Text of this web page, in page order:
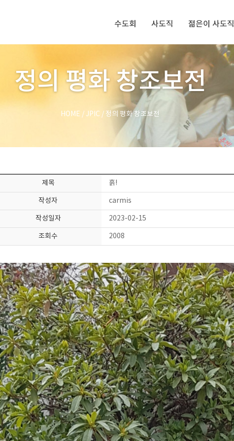
수도회 사도직 젊은이 사도직
정의 평화 창조보전
HOME /JPIC / 정의 평화 창조보전
제목 흙!
작성자 carmis
작성일자 2023-02-15
조회수 2008